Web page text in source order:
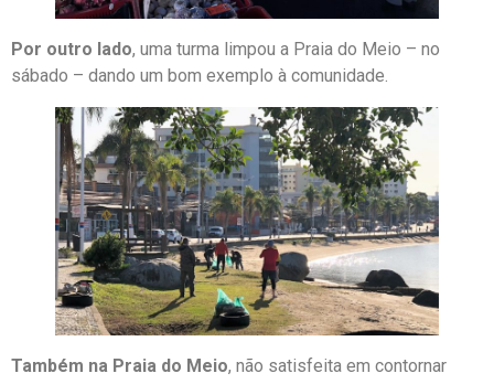
Por outro lado, uma turma limpou a Praia do Meio – no
sábado – dando um bom exemplo à comunidade.
Também na Praia do Meio, não satisfeita em contornar